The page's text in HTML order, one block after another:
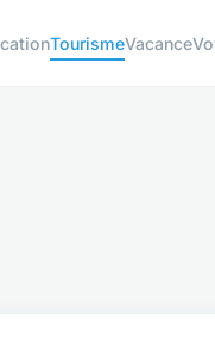
TourismeVacance